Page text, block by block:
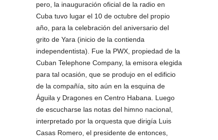
pero, la inauguración oficial de la radio en
Cuba tuvo lugar el 10 de octubre del propio
año, para la celebración del aniversario del
grito de Yara (inicio de la contienda
independentista). Fue la PWX, propiedad de la
Cuban Telephone Company, la emisora elegida
para tal ocasión, que se produjo en el edificio
de la compañía, sito aún en la esquina de
Águila y Dragones en Centro Habana. Luego
de escucharse las notas del himno nacional,
interpretado por la orquesta que dirigía Luis
Casas Romero, el presidente de entonces,